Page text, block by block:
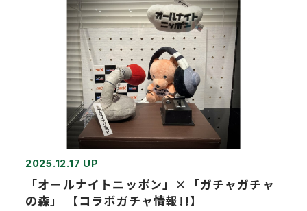
2025.12.17 UP
「オールナイトニッポン」×「ガチャガチャ
の森」 【コラボガチャ情報!!】